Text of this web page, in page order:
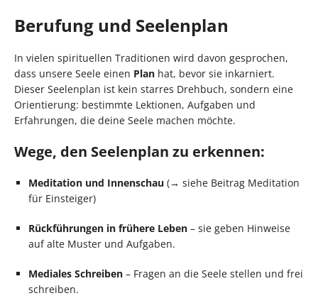
Berufung und Seelenplan
In vielen spirituellen Traditionen wird davon gesprochen,
dass unsere Seele einen Plan hat, bevor sie inkarniert.
Dieser Seelenplan ist kein starres Drehbuch, sondern eine
Orientierung: bestimmte Lektionen, Aufgaben und
Erfahrungen, die deine Seele machen möchte.
Wege, den Seelenplan zu erkennen:
Meditation und Innenschau (→ siehe Beitrag Meditation
für Einsteiger)
Rückführungen in frühere Leben – sie geben Hinweise
auf alte Muster und Aufgaben.
Mediales Schreiben – Fragen an die Seele stellen und frei
schreiben.